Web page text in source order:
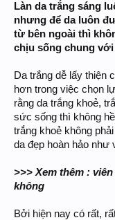
Làn da trắng sáng
nhưng để da luôn
từ bên ngoài thì
chịu sống chung
Da trắng dễ lấy thiện
hơn trong việc chọn
rằng da trắng khoẻ,
sức sống thì không
trắng khoẻ không
da đẹp hoàn hảo như
>>> Xem thêm :
không
Bởi hiện nay có rất,